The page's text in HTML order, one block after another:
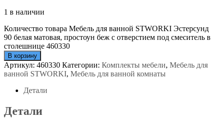
1 в наличии
Количество товара Мебель для ванной STWORKI Эстерсунд
90 белая матовая, простоун беж с отверстием под смеситель в
столешнице 460330
В корзину
Артикул: 460330 Категории: Комплекты мебели, Мебель для
ванной STWORKI, Мебель для ванной комнаты
Детали
Детали